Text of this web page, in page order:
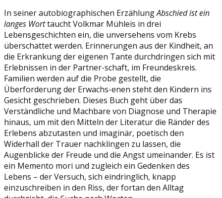
In seiner autobiographischen ErzählungAbschied ist ein
langes Worttaucht Volkmar Mühleis in drei
Lebensgeschichten ein, die unversehens vom Krebs
überschattet werden. Erinnerungen aus der Kindheit, an
die Erkrankung der eigenen Tante durchdringen sich mit
Erlebnissen in der Partner-schaft, im Freundeskreis.
Familien werden auf die Probe gestellt, die
Überforderung der Erwachs-enen steht den Kindern ins
Gesicht geschrieben. Dieses Buch geht über das
Verständliche und Machbare von Diagnose und Therapie
hinaus, um mit den Mitteln der Literatur die Ränder des
Erlebens abzutasten und imaginär, poetisch den
Widerhall der Trauer nachklingen zu lassen, die
Augenblicke der Freude und die Angst umeinander. Es ist
ein Memento mori und zugleich ein Gedenken des
Lebens – der Versuch, sich eindringlich, knapp
einzuschreiben in den Riss, der fortan den Alltag